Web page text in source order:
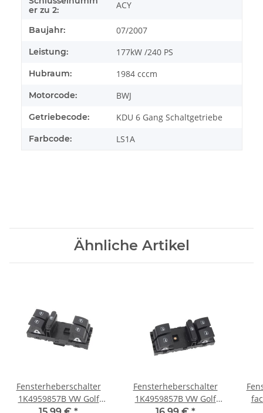
er zu 2:
ACY
Baujahr: 07/2007
Leistung: 177kW /240 PS
Hubraum: 1984 cccm
Motorcode: BWJ
Getriebecode: KDU 6 Gang Schaltgetriebe
Farbcode: LS1A
Ähnliche Artikel
Fensterheberschalter
1K4959857B VW Golf
Fensterheberschalter
1K4959857B VW Golf